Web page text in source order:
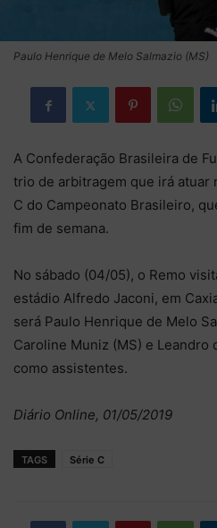
Paulo Henrique de Melo Salmazio (MS)
A Confederação Brasileira de
trio de arbitragem que irá atuar
C do Campeonato Brasileiro,
fim de semana.
No sábado (04/05), o Remo
estádio Alfredo Jaconi, em
será Paulo Henrique de Melo
Caroline Muniz (MS) e Leandro
como assistentes.
Diário Online, 01/05/2019
TAGS Série C